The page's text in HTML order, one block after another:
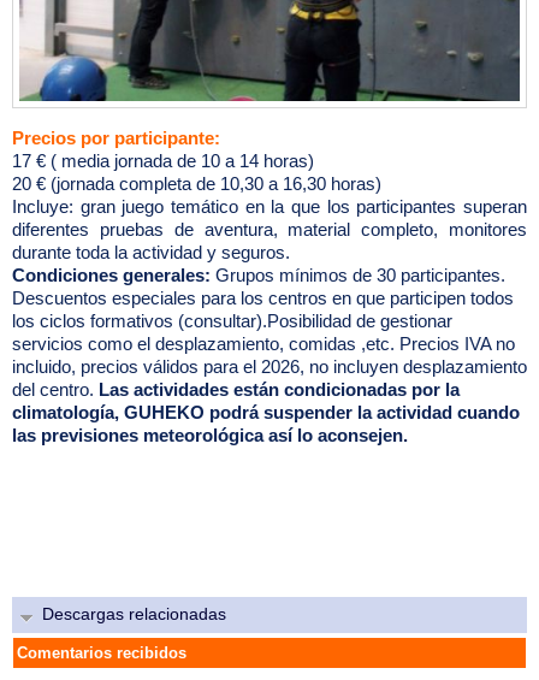
Precios por participante:
17 € ( media jornada de 10 a 14 horas)
20 € (jornada completa de 10,30 a 16,30 horas)
Incluye: gran juego temático en la que los participantes superan
diferentes pruebas de aventura, material completo, monitores
durante toda la actividad y seguros.
Condiciones generales: Grupos mínimos de 30 participantes.
Descuentos especiales para los centros en que participen todos
los ciclos formativos (consultar).Posibilidad de gestionar
servicios como el desplazamiento, comidas ,etc. Precios IVA no
incluido, precios válidos para el 2026, no incluyen desplazamiento
del centro. Las actividades están condicionadas por la
climatología, GUHEKO podrá suspender la actividad cuando
las previsiones meteorológica así lo aconsejen.
Descargas relacionadas
Comentarios recibidos